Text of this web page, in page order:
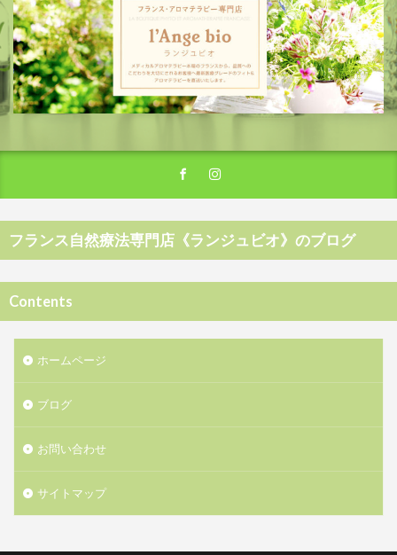
フランス自然療法専門店《ランジュビオ》のブログ
Contents
ホームページ
ブログ
お問い合わせ
サイトマップ